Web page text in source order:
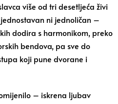
više od tri desetljeća živi
ni jednoličan –
dodira s harmonikom, preko
bendova, pa sve do
koji pune dvorane i
– iskrena ljubav